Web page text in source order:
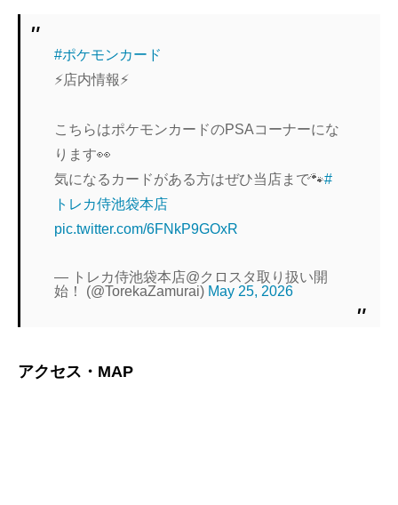
#ポケモンカード
⚡️店内情報⚡️
こちらはポケモンカードのPSAコーナーにな
ります👀
気になるカードがある方はぜひ当店まで🐾#
トレカ侍池袋本店
pic.twitter.com/6FNkP9GOxR
— トレカ侍池袋本店@クロスタ取り扱い開
始！ (@TorekaZamurai) May 25, 2026
アクセス・MAP